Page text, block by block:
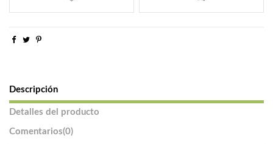
Descripción
Detalles del producto
Comentarios(0)